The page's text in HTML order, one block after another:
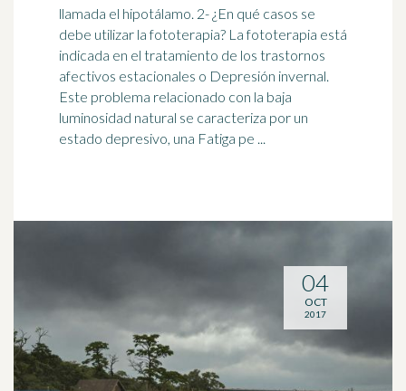
llamada el hipotálamo. 2- ¿En qué casos se
debe utilizar la fototerapia? La fototerapia está
indicada en el tratamiento de los trastornos
afectivos estacionales o Depresión invernal.
Este problema relacionado con la baja
luminosidad natural se caracteriza por un
estado depresivo, una Fatiga pe ...
04
OCT
2017